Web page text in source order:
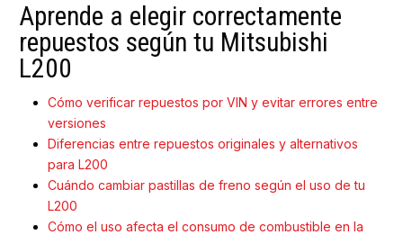
Aprende a elegir correctamente
repuestos según tu Mitsubishi
L200
Cómo verificar repuestos por VIN y evitar errores entre
versiones
Diferencias entre repuestos originales y alternativos
para L200
Cuándo cambiar pastillas de freno según el uso de tu
L200
Cómo el uso afecta el consumo de combustible en la